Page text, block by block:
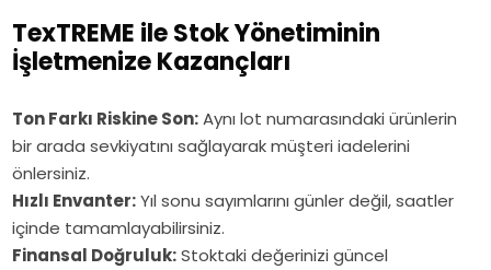
TexTREME ile Stok Yönetiminin
İşletmenize Kazançları
Ton Farkı Riskine Son:Aynı lot numarasındaki ürünlerin
bir arada sevkiyatını sağlayarak müşteri iadelerini
önlersiniz.
Hızlı Envanter:Yıl sonu sayımlarını günler değil, saatler
içinde tamamlayabilirsiniz.
Finansal Doğruluk:Stoktaki değerinizi güncel